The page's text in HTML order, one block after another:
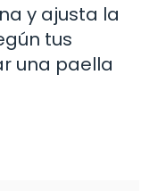
y ajusta la
tus
una paella